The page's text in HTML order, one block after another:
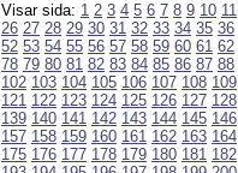
Visar sida: 1 2 3 4 5 6 7 8 9 10 11
26 27 28 29 30 31 32 33 34 35 36
52 53 54 55 56 57 58 59 60 61 62
78 79 80 81 82 83 84 85 86 87 88
102 103 104 105 106 107 108 109
121 122 123 124 125 126 127 128
139 140 141 142 143 144 145 146
157 158 159 160 161 162 163 164
175 176 177 178 179 180 181 182